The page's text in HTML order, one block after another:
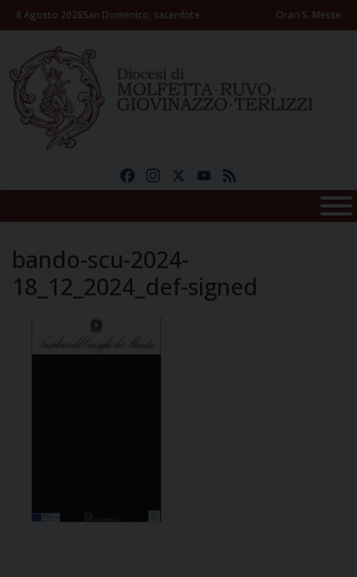
Skip8 Agosto 2026San Domenico, sacerdote Orari S. Messe
FacebookInstagramYouTube
bando-scu-2024-
18_12_2024_def-signed